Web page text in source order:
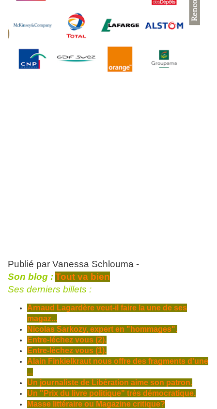
Publié par Vanessa Schlouma -
Son blog :Tout va bien
Ses derniers billets :
Arnaud Lagardère veut-il faire la une de ses
magaz...
Nicolas Sarkozy, expert en "hommages".
Entre-léchez vous (2).
Entre-léchez vous (1).
Alain Finkielkraut nous offre des fragments d'une
...
Un journaliste de Libération aime son patron.
Un "Prix du livre politique" très démocratique.
Masse littéraire ou Magazine critique?